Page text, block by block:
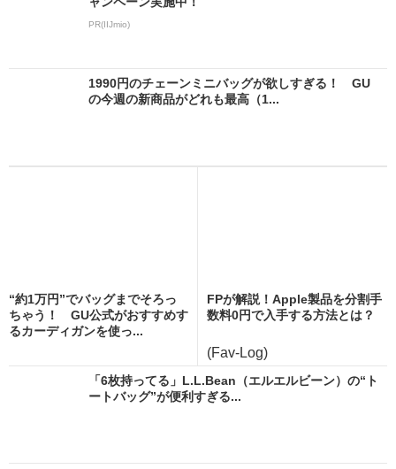
PR(IIJmio)
1990円のチェーンミニバッグが欲しすぎる！ GU
の今週の新商品がどれも最高（1...
“約1万円”でバッグまでそろっ
ちゃう！ GU公式がおすすめす
るカーディガンを使っ...
FPが解説！Apple製品を分割手
数料0円で入手する方法とは？
(Fav-Log)
「6枚持ってる」L.L.Bean（エルエルビーン）の“ト
ートバッグ”が便利すぎる...